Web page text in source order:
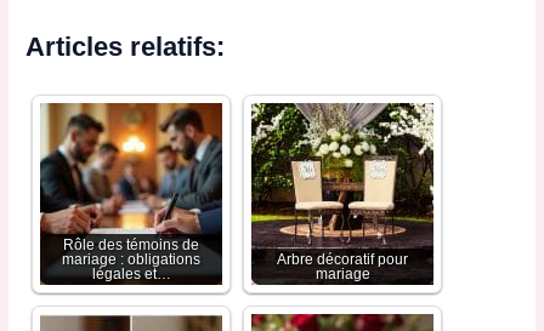
Articles relatifs:
Rôle des témoins de
mariage : obligations
légales et…
Arbre décoratif pour
mariage